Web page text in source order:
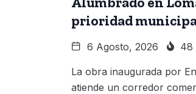
prioridad
6 Agosto, 2026 48
La obra inaugurada por
atiende un corredor